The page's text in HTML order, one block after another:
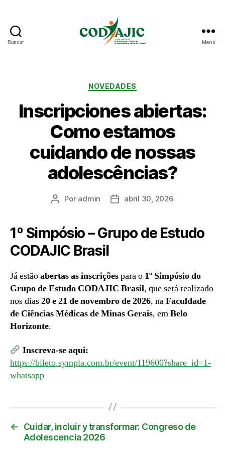
Buscar Menú
Categorías
NOVEDADES
Inscripciones abiertas:
Como estamos
cuidando de nossas
adolescências?
Autor
entrada
Por admin
Fecha
entrada
abril 30, 2026
1º Simpósio – Grupo de Estudo
CODAJIC Brasil
Já estãoabertas as inscriçõespara o 1º Simpósio do
Grupo de Estudo CODAJIC Brasil, que será realizado
nos dias20 e 21 de novembro de 2026, naFaculdade
de Ciências Médicas de Minas Gerais, emBelo
Horizonte.
Inscreva-se aqui:
https://bileto.sympla.com.br/event/119600?share_id=1-
whatsapp
←
Cuidar, incluir y transformar: Congreso de
Adolescencia 2026